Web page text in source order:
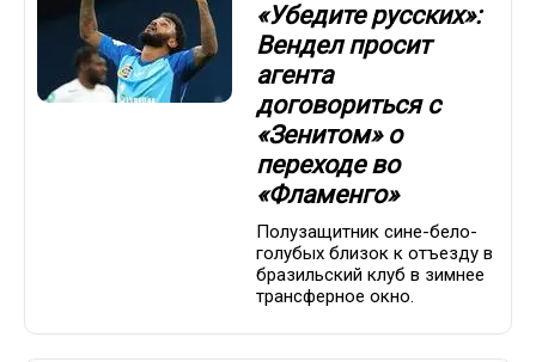
«Убедите русских»:
Вендел просит
агента
договориться с
«Зенитом» о
переходе во
«Фламенго»
Полузащитник сине-бело-
голубых близок к отъезду в
бразильский клуб в зимнее
трансферное окно.